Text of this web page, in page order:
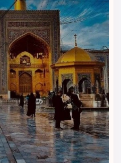
مشهد اقامت دارند، اهمیت بیشتری
آسانسور و فضای
آسانسور، لابی و فضاهای عمومی
مهمانان راحت‌تر می‌کنند. این
مسافرانی که چمدان دارند،